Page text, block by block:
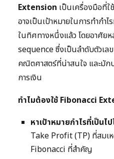
Extension เป็นเครื่องมือที่ใ
อาจเป็นเป้าหมายในการทำกำ
ในทิศทางหนึ่งแล้ว โดยอาศัย
sequence ซึ่งเป็นลำดับตัวเ
คณิตศาสตร์ที่น่าสนใจ และมัก
การเงิน
ทำไมต้องใช้ Fibonacci
หาเป้าหมายกำไรที่เป็นไ
Take Profit (TP) ที่สมเ
Fibonacci ที่สำคัญ